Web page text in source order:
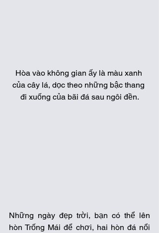
Hòa vào không gian ấy là màu xanh
của cây lá, dọc theo những bậc thang
đi xuống của bãi đá sau ngôi đền.
Những ngày đẹp trời, bạn có thể lên
hòn Trống Mái để chơi, hai hòn đá nổi